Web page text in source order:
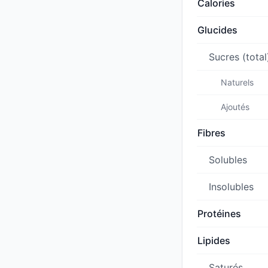
Calories
Glucides
Sucres
Naturels
Ajoutés
Fibres
Solubles
Insolubles
Protéines
Lipides